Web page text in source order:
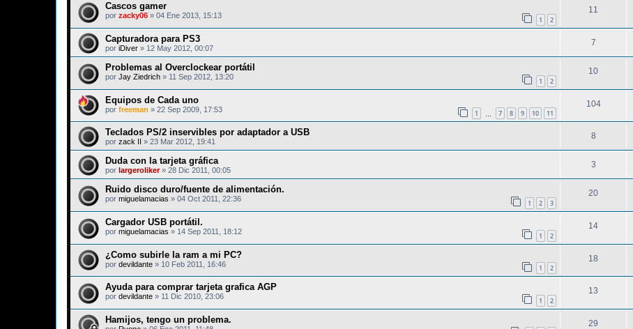
Cascos gamer
por zacky06 » 04 Ene 2013, 15:13 1 2
11
Capturadora para PS3
por iDiver » 12 May 2012, 00:07
7
Problemas al Overclockear portátil
por Jay Ziedrich » 11 Sep 2012, 13:20 1 2
10
Equipos de Cada uno
por freeman » 22 Sep 2009, 17:53 1 7 8 9 10 11
104
Teclados PS/2 inservibles por adaptador a USB
por zack II » 23 Mar 2012, 19:41
8
Duda con la tarjeta gráfica
por largeroliker» 28 Dic 2011, 00:05
3
Ruido disco duro/fuente de alimentación.
por miguelamacias » 04 Oct 2011, 22:36 1 2 3
20
Cargador USB portátil.
por miguelamacias » 14 Sep 2011, 18:12 1 2
14
¿Como subirle la ram a mi PC?
por devildante » 10 Feb 2011, 16:46 1 2
18
Ayuda para comprar tarjeta grafica AGP
por devildante » 11 Dic 2010, 23:06 1 2
13
Hamijos, tengo un problema. 29